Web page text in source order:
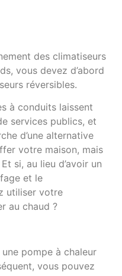
des climatiseurs
vous devez d’abord
réversibles.
à conduits laissent
services publics, et
d’une alternative
votre maison, mais
si, au lieu d’avoir un
et le
utiliser votre
au chaud ?
pompe à chaleur
vous pouvez